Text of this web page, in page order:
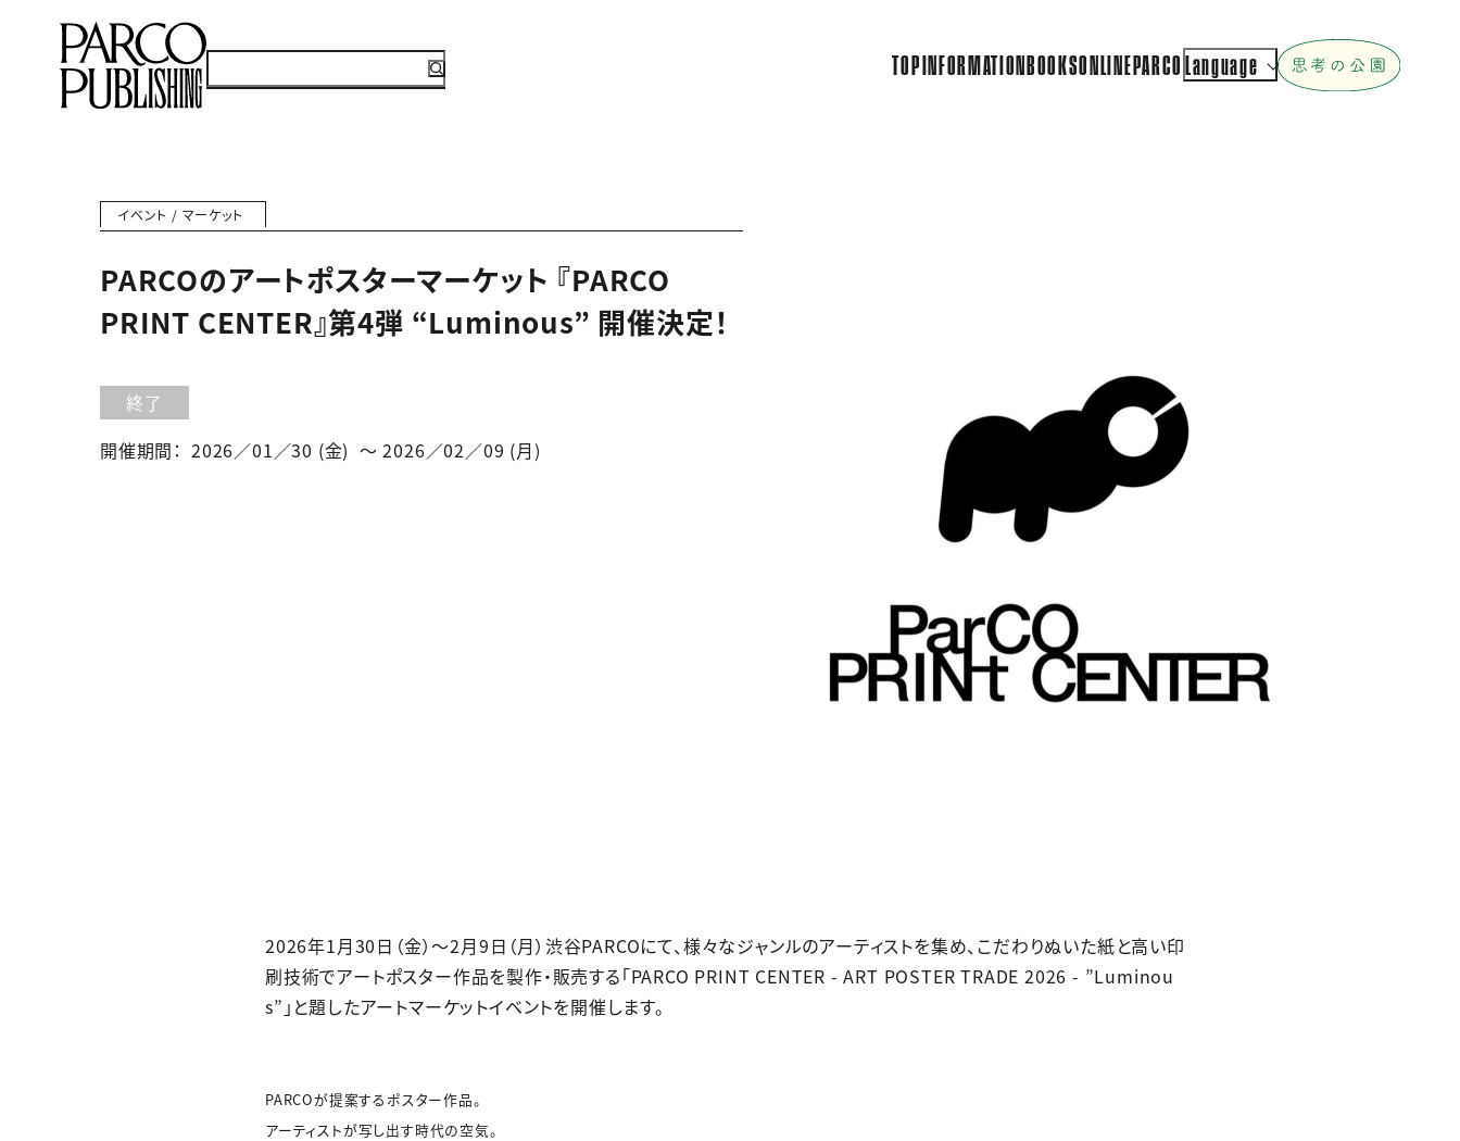
TOP INFORMATION BOOKSONLINEPARCO Language
イベント / マーケット
PARCOのアートポスターマーケット 『PARCO
PRINT CENTER』第4弾 “Luminous” 開催決定！
終了
開催期間： 2026／01／30 (金) 〜 2026／02／09 (月)
2026年1月30日（金）～2月9日（月）渋谷PARCOにて、様々なジャンルのアーティストを集め、こだわりぬいた紙と高い印
刷技術でアートポスター作品を製作・販売する「PARCO PRINT CENTER - ART POSTER TRADE 2026 - ”Luminou
s”」と題したアートマーケットイベントを開催します。
PARCOが提案するポスター作品。
アーティストが写し出す時代の空気。